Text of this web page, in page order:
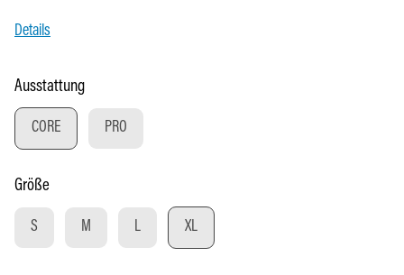
Details
Ausstattungauswählen
CORE PRO
Größeauswählen
S M L XL